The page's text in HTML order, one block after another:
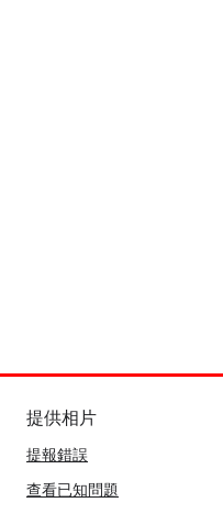
提供相片
提報錯誤
查看已知問題